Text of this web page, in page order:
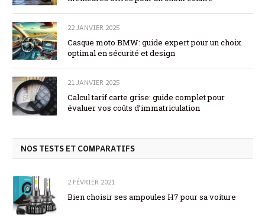
22 JANVIER 2025
Casque moto BMW: guide expert pour un choix
optimal en sécurité et design
21 JANVIER 2025
Calcul tarif carte grise: guide complet pour
évaluer vos coûts d’immatriculation
NOS TESTS ET COMPARATIFS
2 FÉVRIER 2021
Bien choisir ses ampoules H7 pour sa voiture